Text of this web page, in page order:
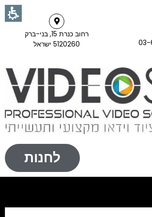
03-
רחוב כנרת 15, בני-ברק
5120260 ישראל
לחנות